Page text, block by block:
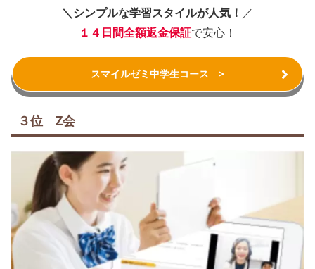
＼シンプルな学習スタイルが人気！ ／
１４日間全額返金保証で安心！
スマイルゼミ中学生コース >
３位 Z会